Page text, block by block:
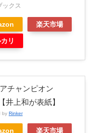
ックス
楽天市場
リ
チャンピオン
井上和が表紙】
by Rinker
楽天市場